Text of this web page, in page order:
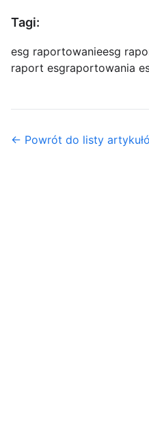
Tagi:
esg raportowanieesg
raport esgraportowania
← Powrót do listy